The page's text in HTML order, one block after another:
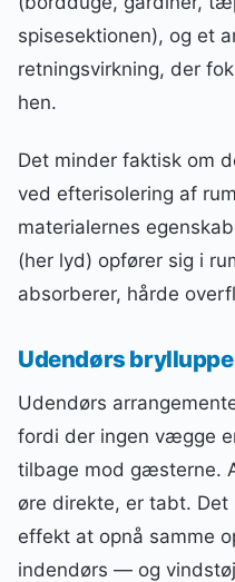
spisesektionen), og et
retningsvirkning, der
hen.
Det minder faktisk om
ved efterisolering af
materialernes
(her lyd) opfører sig i
absorberer, hårde
Udendørs
Udendørs
fordi der ingen vægge
tilbage mod gæsterne.
øre direkte, er tabt.
effekt at opnå samme
indendørs — og